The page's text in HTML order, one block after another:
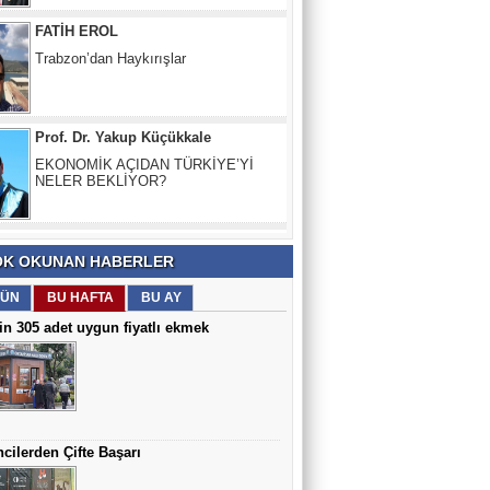
Prof. Dr. Yakup Küçükkale
EKONOMİK AÇIDAN TÜRKİYE’Yİ
Doç. Dr. Songül AKTAŞ
EBELİK, UNESCO TARAFINDAN
KORUMA ALTINA ALINDI
Prof. Dr. Osman Bektaş
DOĞU KARADENİZ’DE DEPREM RİSKİ
VAR
İsmail Kansız
Vadi boyunca araç parkı ve terkedilmiş
anılar...
Ziraat Yüksek Mühendisi Cemil
Bozbaş
OKUNAN HABERLER
BU HAFTA BU AY
305 adet uygun fiyatlı ekmek
Çifte Başarı